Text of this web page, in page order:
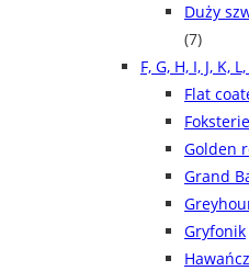
Duży
(7)
F, G, H, I, J, K,
Flat
Golden
Grand
Gryfonik